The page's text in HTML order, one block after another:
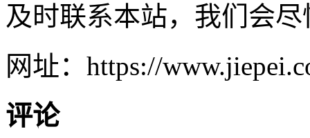
及时联系本站，我们会
网址：https://
评论